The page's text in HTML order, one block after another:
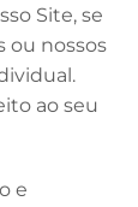
Site, se
ou nossos
ao seu
e